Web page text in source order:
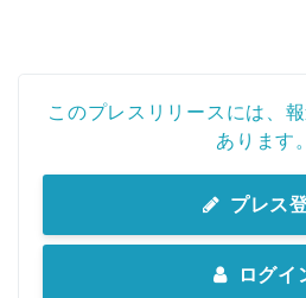
このプレスリリースには、
あります。
プレス
ログイ